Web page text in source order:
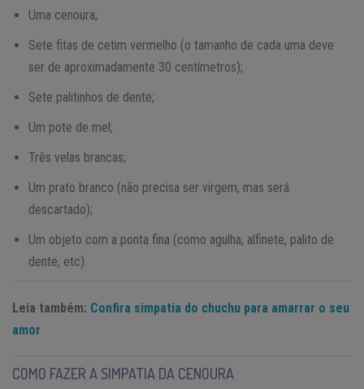
Uma cenoura;
Sete fitas de cetim vermelho (o tamanho de cada uma deve
ser de aproximadamente 30 centímetros);
Sete palitinhos de dente;
Um pote de mel;
Três velas brancas;
Um prato branco (não precisa ser virgem, mas será
descartado);
Um objeto com a ponta fina (como agulha, alfinete, palito de
dente, etc).
Leia também: Confira simpatia do chuchu para amarrar o seu
amor
COMO FAZER A SIMPATIA DA CENOURA